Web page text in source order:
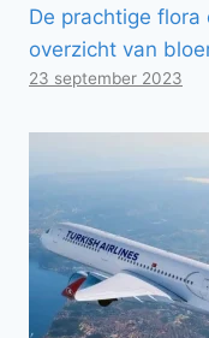
De prachtige flora
overzicht van
23 september 2023